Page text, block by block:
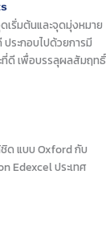
เริ่มต้นและจุดมุ่งหมาย
ระกอบไปด้วยการมี
ดี เพื่อบรรลุผลสัมฤทธิ์
ชิด แบบ Oxford กับ
Edexcel ประเทศ